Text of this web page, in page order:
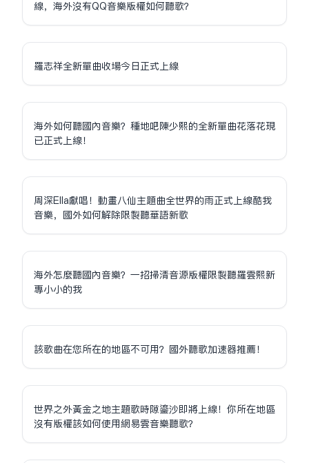
線，海外沒有QQ音樂版權如何聽歌？
羅志祥全新單曲收場今日正式上線
海外如何聽國內音樂？種地吧陳少熙的全新單曲花落花現
已正式上線！
周深Ella獻唱！動畫八仙主題曲全世界的雨正式上線酷我
音樂，國外如何解除限制聽華語新歌
海外怎麼聽國內音樂？一招掃清音源版權限制聽羅雲熙新
專小小的我
該歌曲在您所在的地區不可用？國外聽歌加速器推薦！
世界之外黃金之地主題歌時隙鎏沙即將上線！你所在地區
沒有版權該如何使用網易雲音樂聽歌？